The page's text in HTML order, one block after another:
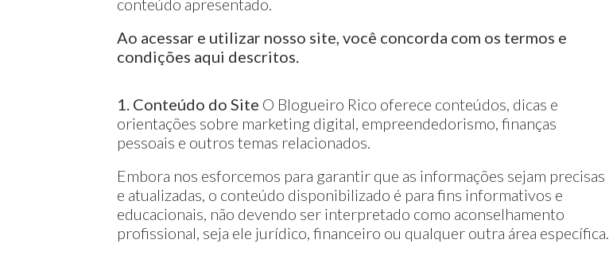
conteúdo apresentado.
Ao acessar e utilizar nosso site, você concorda com os termos e
condições aqui descritos.
1. Conteúdo do Site O Blogueiro Rico oferece conteúdos, dicas e
orientações sobre marketing digital, empreendedorismo, finanças
pessoais e outros temas relacionados.
Embora nos esforcemos para garantir que as informações sejam precisas
e atualizadas, o conteúdo disponibilizado é para fins informativos e
educacionais, não devendo ser interpretado como aconselhamento
profissional, seja ele jurídico, financeiro ou qualquer outra área específica.